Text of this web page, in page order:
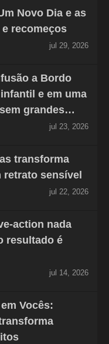
Novo Dia e as
recomeços
jul 29, 2026
a Bordo
e em uma
grandes…
jul 23, 2026
transforma
retrato sensível
jul 22, 2026
action nada
resultado é
jul 14, 2026
Vocês: